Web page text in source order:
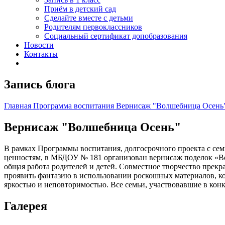
Приём в детский сад
Сделайте вместе с детьми
Родителям первоклассников
Социальный сертификат допобразования
Новости
Контакты
Запись блога
Главная Программа воспитания Вернисаж "Волшебница
Вернисаж "Волшебница Осень"
В рамках Программы воспитания, долгосрочного проекта с
ценностям, в МБДОУ № 181 организован вернисаж поделок
общая работа родителей и детей. Совместное творчество
проявить фантазию в использовании роскошных материалов,
яркостью и неповторимостью. Все семьи, участвовавшие в
Галерея